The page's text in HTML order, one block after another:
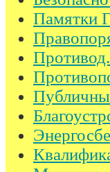
Памятки